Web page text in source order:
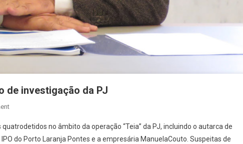
de investigação da PJ
On
Couto
Detido
no âmbito da operação “Teia” da PJ, incluindo o autarca de
do Porto Laranja Pontes e a empresária ManuelaCouto. Suspeitas de